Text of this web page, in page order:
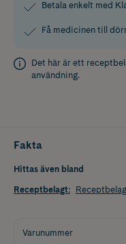
Betala enkelt med
Få medicinen till
Det här är ett
användning.
Fakta
Hittas även bland
Receptbelagt:
Varunummer